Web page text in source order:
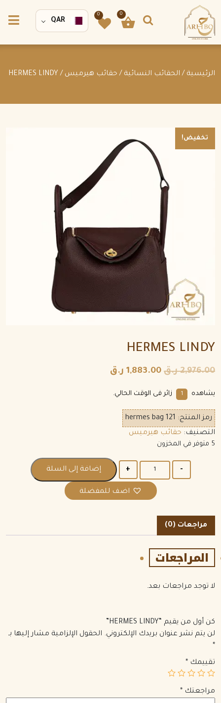
0
0
QAR
الرئيسية / الحقائب النسائية / حقائب هيرميس / HERMES LINDY
تخفيض!
HERMES LINDY
2,976.00 ر.ق 1,883.00 ر.ق
يشاهده 1 زائر فى الوقت الحالي.
رمز المنتج: hermes bag 121
التصنيف: حقائب هيرميس
5 متوفر في المخزون
إضافة إلى السلة
اضف للمفضلة
مراجعات (0)
المراجعات
لا توجد مراجعات بعد.
كن أول من يقيم “HERMES LINDY”
لن يتم نشر عنوان بريدك الإلكتروني. الحقول الإلزامية مشار إليها بـ
*
تقييمك *
مراجعتك *